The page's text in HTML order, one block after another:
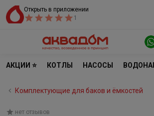
Открыть в приложении
1
АКЦИИ ⭐ КОТЛЫ НАСОСЫ
Комплектующие для баков и ёмкостей
нет отзывов